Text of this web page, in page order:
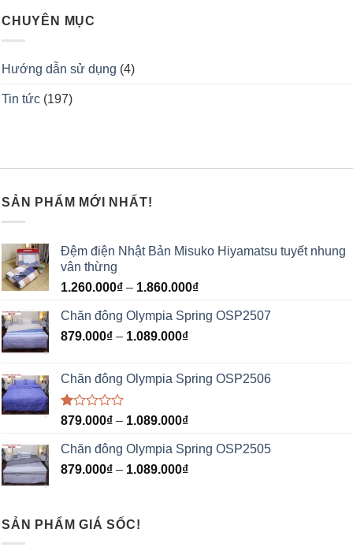
CHUYÊN MỤC
Hướng dẫn sử dụng (4)
Tin tức (197)
SẢN PHẨM MỚI NHẤT!
Đệm điện Nhật Bản Misuko Hiyamatsu tuyết nhung
vân thừng
1.260.000₫ – 1.860.000₫
Chăn đông Olympia Spring OSP2507
879.000₫ – 1.089.000₫
Chăn đông Olympia Spring OSP2506
Được
hạng
1.00
5
879.000₫ – 1.089.000₫
Chăn đông Olympia Spring OSP2505
879.000₫ – 1.089.000₫
SẢN PHẨM GIÁ SỐC!